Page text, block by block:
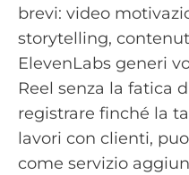
brevi: video
storytelling,
ElevenLabs generi
Reel senza la fatica
registrare finché la
lavori con clienti,
come servizio